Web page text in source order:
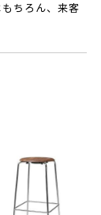
ちろん、来客